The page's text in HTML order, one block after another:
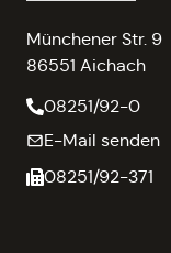
Münchener Str. 9
86551 Aichach
08251/92-0
E-Mail senden
08251/92-371